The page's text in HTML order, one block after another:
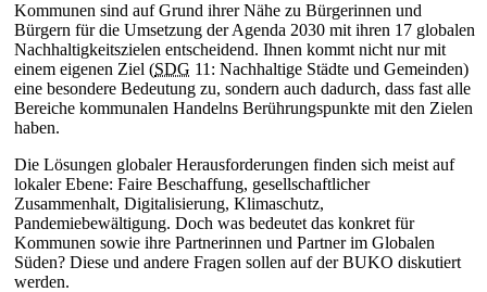
Kommunen sind auf Grund ihrer Nähe zu Bürgerinnen und
Bürgern für die Umsetzung der Agenda 2030 mit ihren 17 globalen
Nachhaltigkeitszielen entscheidend. Ihnen kommt nicht nur mit
einem eigenen Ziel (SDG 11: Nachhaltige Städte und Gemeinden)
eine besondere Bedeutung zu, sondern auch dadurch, dass fast alle
Bereiche kommunalen Handelns Berührungspunkte mit den Zielen
haben.
Die Lösungen globaler Herausforderungen finden sich meist auf
lokaler Ebene: Faire Beschaffung, gesellschaftlicher
Zusammenhalt, Digitalisierung, Klimaschutz,
Pandemiebewältigung. Doch was bedeutet das konkret für
Kommunen sowie ihre Partnerinnen und Partner im Globalen
Süden? Diese und andere Fragen sollen auf der BUKO diskutiert
werden.